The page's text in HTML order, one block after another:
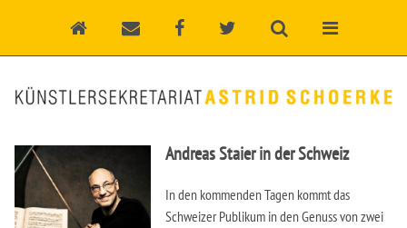
Andreas Staier in der Schweiz
In den kommenden Tagen kommt das
Schweizer Publikum in den Genuss von zwei